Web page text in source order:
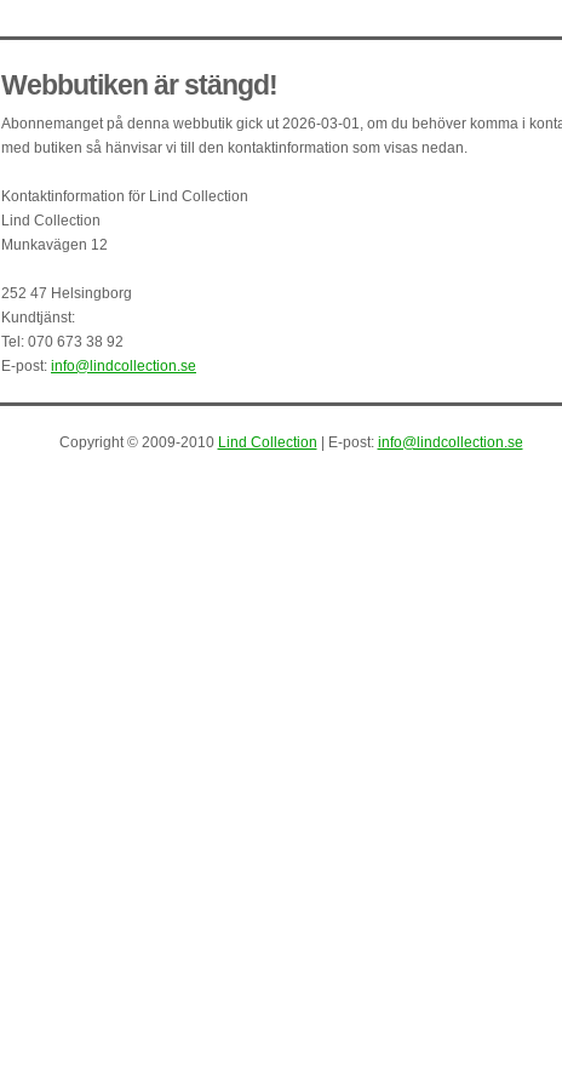
Webbutiken är stängd!
Abonnemanget på denna webbutik gick ut 2026-03-01, om du behöver komma i
med butiken så hänvisar vi till den kontaktinformation som visas nedan.
Kontaktinformation för Lind Collection
Lind Collection
Munkavägen 12
252 47 Helsingborg
Kundtjänst:
Tel: 070 673 38 92
E-post: info@lindcollection.se
Copyright © 2009-2010 Lind Collection | E-post: info@lindcollection.se